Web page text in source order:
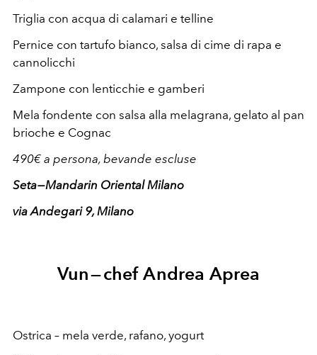
Triglia con acqua di calamari e telline
Pernice con tartufo bianco, salsa di cime di rapa e
cannolicchi
Zampone con lenticchie e gamberi
Mela fondente con salsa alla melagrana, gelato al pan
brioche e Cognac
490€ a persona, bevande escluse
Seta — Mandarin Oriental Milano
via Andegari 9, Milano
Vun — chef Andrea Aprea
Ostrica – mela verde, rafano, yogurt